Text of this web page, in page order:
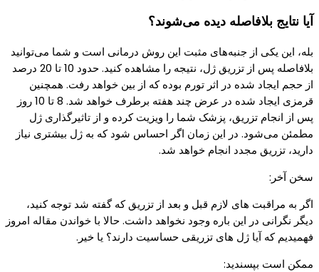
آیا نتایج بلافاصله دیده می‌شوند؟
بله، این یکی از جنبه‌های مثبت این روش درمانی است و شما می‌توانید
بلافاصله پس از تزریق ژل، نتیجه را مشاهده کنید. حدود 10 تا 20 درصد
از حجم ایجاد شده در اثر تورم بوده که از بین خواهد رفت. همچنین
قرمزی ایجاد شده در عرض چند هفته برطرف خواهد شد. 8 تا 10 روز
پس از انجام تزریق، پزشک شما را ویزیت کرده و از تاثیرگذاری ژل
مطمئن می‌شود. در این زمان اگر احساس شود که به ژل بیشتری نیاز
دارید، تزریق مجدد انجام خواهد شد.
سخن آخر:
اگر به مراقبت های لازم قبل و بعد از تزریق که گفته شد توجه کنید،
دیگر نگرانی در این باره وجود نخواهد داشت. حالا با خواندن مقاله امروز
فهمیدیم که آیا ژل های تزریقی حساسیت دارند؟ یا خیر.
ممکن است بپسندید: